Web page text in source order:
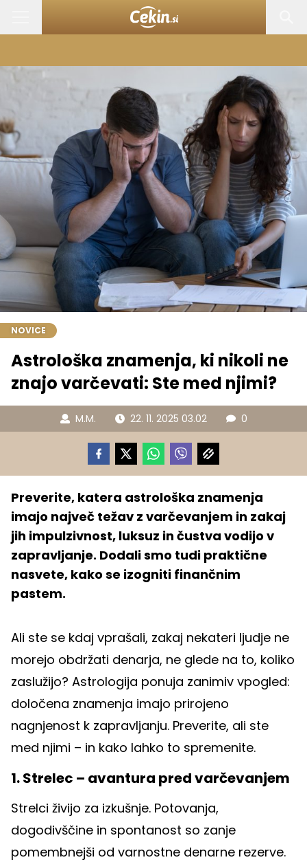
NOVICE
Astrološka znamenja, ki nikoli ne
znajo varčevati: Ste med njimi?
M.M. 22. 11. 2025 03.02 0
Preverite, katera astrološka znamenja
imajo največ težav z varčevanjem in zakaj
jih impulzivnost, luksuz in čustva vodijo v
zapravljanje. Dodali smo tudi praktične
nasvete, kako se izogniti finančnim
pastem.
Ali ste se kdaj vprašali, zakaj nekateri ljudje ne
morejo obdržati denarja, ne glede na to, koliko
zaslužijo? Astrologija ponuja zanimiv vpogled:
določena znamenja imajo prirojeno
nagnjenost k zapravljanju. Preverite, ali ste
med njimi – in kako lahko to spremenite.
1. Strelec – avantura pred varčevanjem
Strelci živijo za izkušnje. Potovanja,
dogodivščine in spontanost so zanje
pomembnejši od varnostne denarne rezerve.